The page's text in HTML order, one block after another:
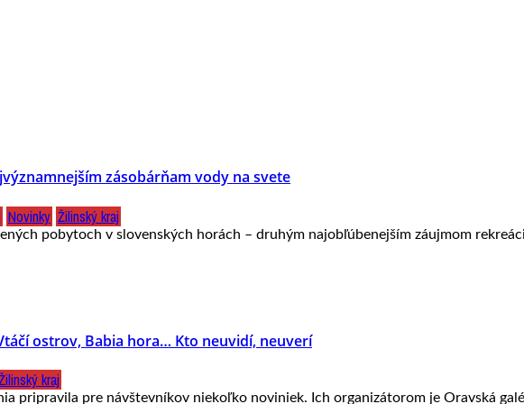
zásobárňam vody na svete
Novinky Žilinský kraj
pobytoch v slovenských horách – druhým najobľúbenejším záujmom
ostrov, Babia hora… Kto neuvidí, neuverí
kraj
pripravila pre návštevníkov niekoľko noviniek. Ich organizátorom je Oravská